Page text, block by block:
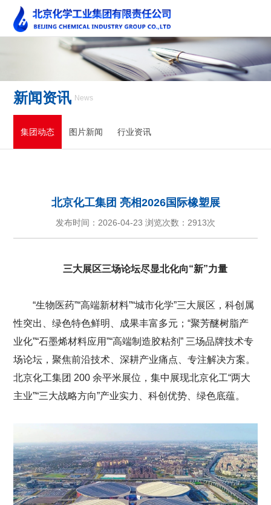
新闻资讯 News
集团动态 图片新闻 行业资讯
北京化工集团 亮相2026国际橡塑展
发布时间：2026-04-23 浏览次数： 2913次
三大展区三场论坛尽显北化向“新”力量
“生物医药”“高端新材料”“城市化学”三大展区，科创属
性突出、绿色特色鲜明、成果丰富多元；“聚芳醚树脂产
业化”“石墨烯材料应用”“高端制造胶粘剂” 三场品牌技术专
场论坛，聚焦前沿技术、深耕产业痛点、专注解决方案。
北京化工集团 200 余平米展位，集中展现北京化工“两大
主业”“三大战略方向”产业实力、科创优势、绿色底蕴。